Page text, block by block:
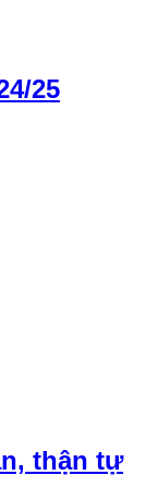
25
thận tự